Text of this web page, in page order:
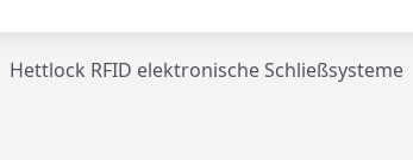
Hettlock RFID elektronische Schließsysteme